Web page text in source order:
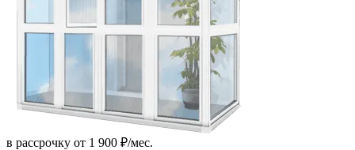
в рассрочку от 1 900 ₽/мес.